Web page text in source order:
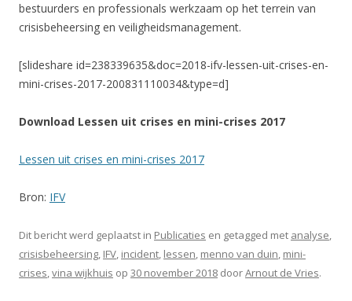
bestuurders en professionals werkzaam op het terrein van
crisisbeheersing en veiligheidsmanagement.
[slideshare id=238339635&doc=2018-ifv-lessen-uit-crises-en-
mini-crises-2017-200831110034&type=d]
Download Lessen uit crises en mini-crises 2017
Lessen uit crises en mini-crises 2017
Bron: IFV
Dit bericht werd geplaatst in Publicaties en getagged met analyse,
crisisbeheersing, IFV, incident, lessen, menno van duin, mini-
crises,vina wijkhuis op 30 november 2018 doorArnout de Vries.